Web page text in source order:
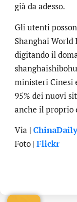
già da adesso.
Gli utenti
Shanghai World
digitando il
ministeri Cinesi
95% dei nuovi
anche il proprio
Via | ChinaDaily
Foto | Flickr